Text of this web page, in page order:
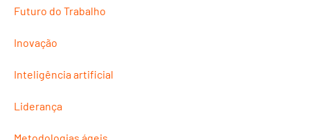
Futuro do Trabalho
Inovação
Inteligência artificial
Liderança